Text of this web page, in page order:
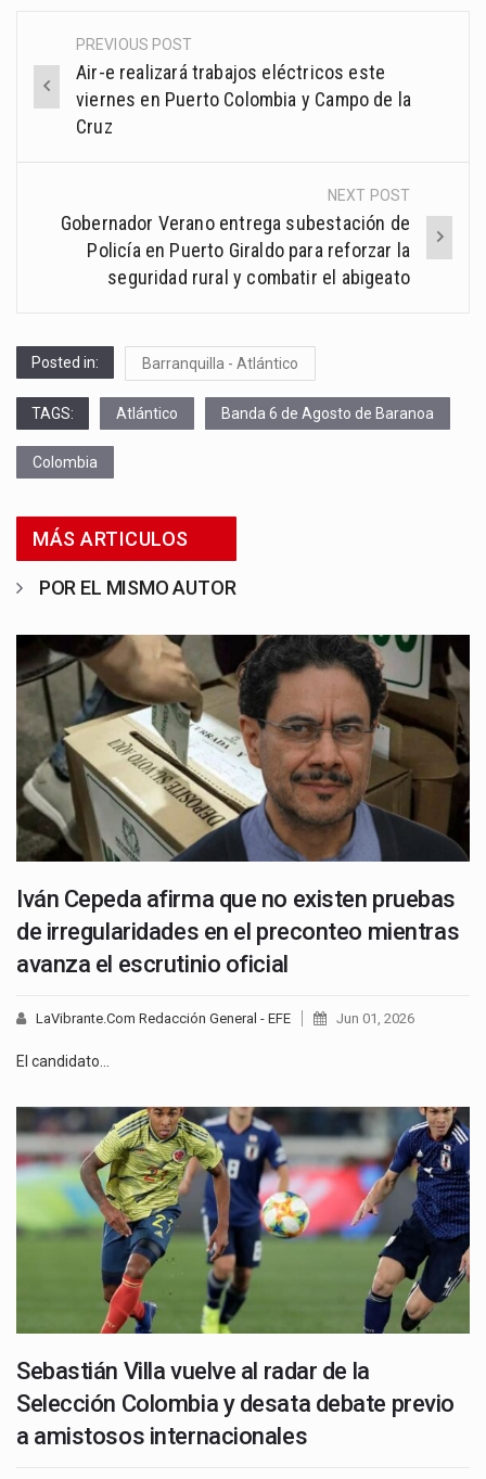
Post
navigation
PREVIOUS POST
Air-e realizará trabajos eléctricos este
viernes en Puerto Colombia y Campo de la
Cruz
NEXT POST
Gobernador Verano entrega subestación de
Policía en Puerto Giraldo para reforzar la
seguridad rural y combatir el abigeato
Posted in: Barranquilla - Atlántico
TAGS: Atlántico Banda 6 de Agosto de Baranoa
Colombia
MÁS ARTICULOS
POR EL MISMO AUTOR
Iván Cepeda afirma que no existen pruebas
de irregularidades en el preconteo mientras
avanza el escrutinio oficial
LaVibrante.Com Redacción General - EFE Jun 01, 2026
El candidato…
Sebastián Villa vuelve al radar de la
Selección Colombia y desata debate previo
a amistosos internacionales